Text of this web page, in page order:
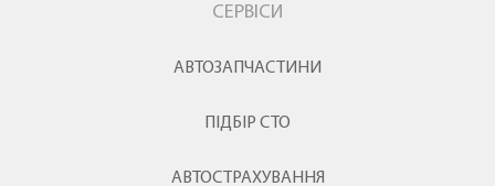
СЕРВІСИ
АВТОЗАПЧАСТИНИ
ПІДБІР СТО
АВТОСТРАХУВАННЯ